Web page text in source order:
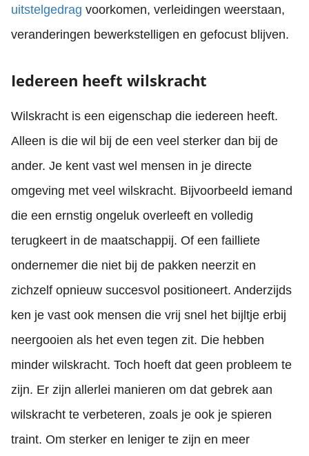
uitstelgedrag voorkomen, verleidingen weerstaan,
veranderingen bewerkstelligen en gefocust blijven.
Iedereen heeft wilskracht
Wilskracht is een eigenschap die iedereen heeft.
Alleen is die wil bij de een veel sterker dan bij de
ander. Je kent vast wel mensen in je directe
omgeving met veel wilskracht. Bijvoorbeeld iemand
die een ernstig ongeluk overleeft en volledig
terugkeert in de maatschappij. Of een failliete
ondernemer die niet bij de pakken neerzit en
zichzelf opnieuw succesvol positioneert. Anderzijds
ken je vast ook mensen die vrij snel het bijltje erbij
neergooien als het even tegen zit. Die hebben
minder wilskracht. Toch hoeft dat geen probleem te
zijn. Er zijn allerlei manieren om dat gebrek aan
wilskracht te verbeteren, zoals je ook je spieren
traint. Om sterker en leniger te zijn en meer